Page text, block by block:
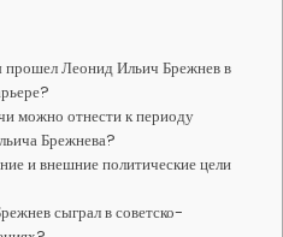
прошел Леонид Ильич Брежнев в
можно отнести к периоду
Брежнева?
и внешние политические цели
сыграл в советско-